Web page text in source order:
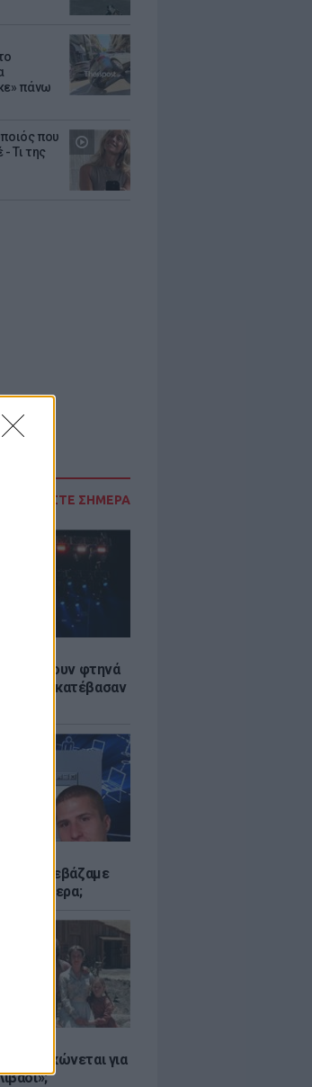
πάνω
που
Τι της
ΔΙΑΒΑΣΤΕ ΣΗΜΕΡΑ
βγάζουν φτηνά
κατέβασαν
που κατεβάζαμε
σήμερα;
τσακώνεται για